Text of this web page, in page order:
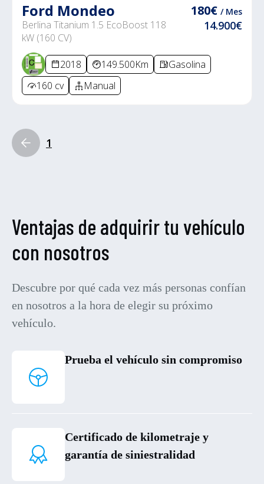
Ford Mondeo
Berlina Titanium 1.5 EcoBoost 118
kW (160 CV)
180€ / Mes
14.900€
2018 149.500Km
Gasolina
160 cv
Manual
1
Ventajas de adquirir tu vehículo
con nosotros
Descubre por qué cada vez más personas confían
en nosotros a la hora de elegir su próximo
vehículo.
Prueba el vehículo sin compromiso
Certificado de kilometraje y
garantía de siniestralidad